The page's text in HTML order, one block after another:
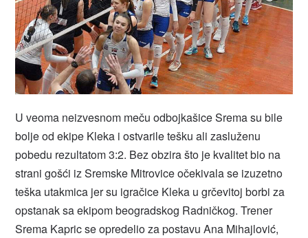
U veoma neizvesnom meču odbojkašice Srema su bile
bolje od ekipe Kleka i ostvarile tešku ali zasluženu
pobedu rezultatom 3:2. Bez obzira što je kvalitet bio na
strani gošći iz Sremske Mitrovice očekivala se izuzetno
teška utakmica jer su igračice Kleka u grčevitoj borbi za
opstanak sa ekipom beogradskog Radničkog. Trener
Srema Kapric se opredelio za postavu Ana Mihajlović,